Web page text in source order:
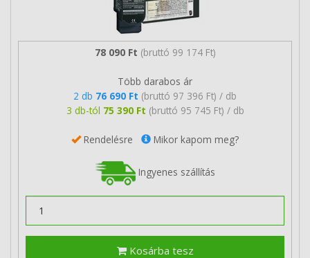
78 090 Ft (bruttó 99 174 Ft)
Több darabos ár
2 db 76 690 Ft (bruttó 97 396 Ft) / db
3 db-tól 75 390 Ft (bruttó 95 745 Ft) / db
Rendelésre Mikor kapom meg?
Ingyenes szállítás
Kosárba tesz